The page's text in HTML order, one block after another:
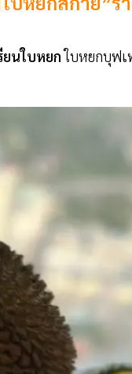
นใบหยกใบหยกบุฟเ